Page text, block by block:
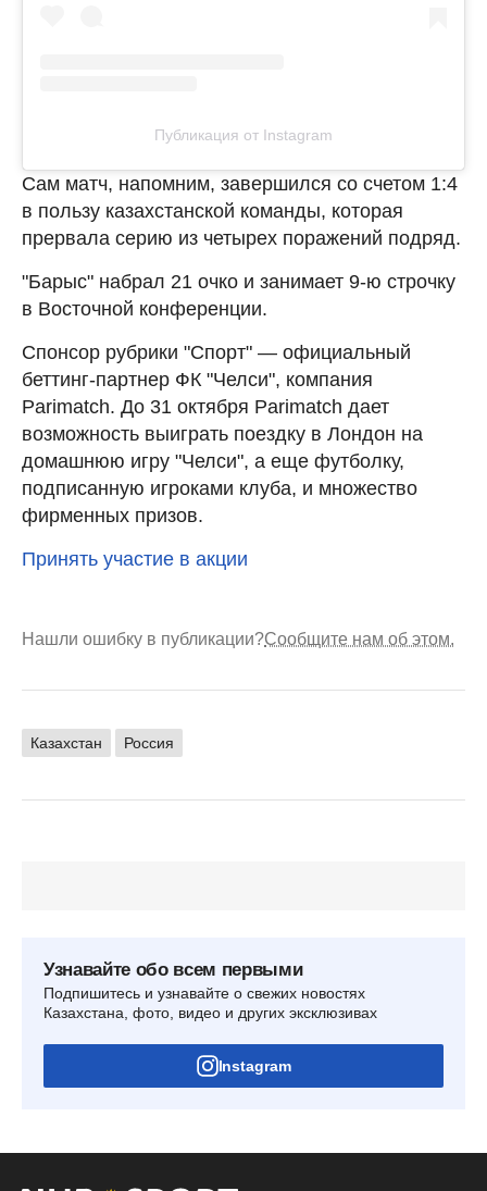
Публикация от Instagram
Сам матч, напомним, завершился со счетом 1:4
в пользу казахстанской команды, которая
прервала серию из четырех поражений подряд.
"Барыс" набрал 21 очко и занимает 9-ю строчку
в Восточной конференции.
Спонсор рубрики "Спорт" — официальный
беттинг-партнер ФК "Челси", компания
Parimatch. До 31 октября Parimatch дает
возможность выиграть поездку в Лондон на
домашнюю игру "Челси", а еще футболку,
подписанную игроками клуба, и множество
фирменных призов.
Принять участие в акции
Нашли ошибку в публикации?Сообщите нам об этом.
Казахстан Россия
Узнавайте обо всем первыми
Подпишитесь и узнавайте о свежих новостях
Казахстана, фото, видео и других эксклюзивах
Instagram